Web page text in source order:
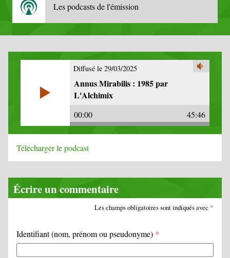
Les podcasts de l'émission
Diffusé le 29/03/2025
Annus Mirabilis : 1985 par
L'Alchimix
00:00 45:46
Télécharger le podcast
Écrire un commentaire
Les champs obligatoires sont indiqués avec *
Identifiant (nom, prénom ou pseudonyme) *